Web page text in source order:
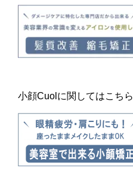
小顔Cuolに関してはこちら